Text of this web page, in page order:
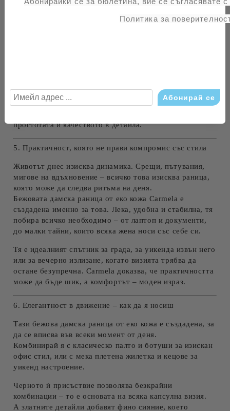
Всяка част от тази дамска раница от еко кожае
простотата и качеството в детайла.
5. Практичност, която не прави компромис със стила
Животът днес изисква динамика. Срещи, пътувания,
мигове на вдъхновение – всичко това изисква раница,
която може да следва ритъма на деня.
Бежовата дамска раница от еко кожа Carmela е
създадена именно за това. Лека, удобна и стабилна, тя
побира всичко необходимо – от лаптоп и документи,
до малки тайни, които всяка жена носи със себе си.
Тя е идеалният спътник за града, за уикенда извън него
или за вечерно излизане, когато визията трябва да
остане безупречна. Carmela доказва, че практичността
може да бъде шик, а комфортът – моден израз.
6. Елегантност в движение – как да я носиш
Тази бежова дамска раница от еко кожа е създадена, за
да се вписва във всеки момент от деня.
Комбинирай я с класическо палто и ботуши за изискан
офис стил, или с мека плетена жилетка и кецове за
уикенд настроение.
Черното ѝ присъствие позволява безкрайни
комбинации – то е основата на всяка капсулна визия.
А златните детайли добавят фино сияние, което
Политика за